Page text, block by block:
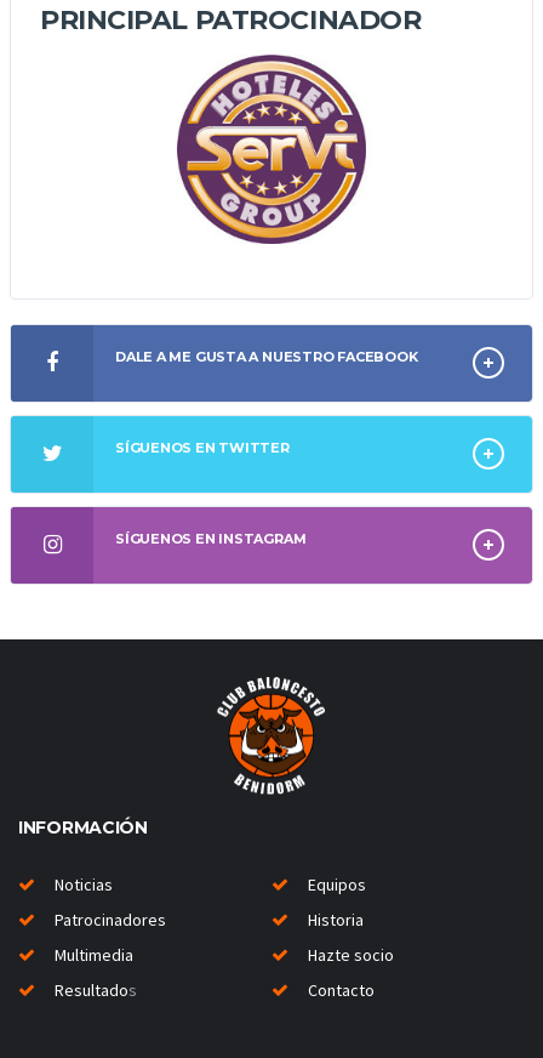
PRINCIPAL PATROCINADOR
DALE A ME GUSTA A NUESTRO FACEBOOK
SÍGUENOS EN TWITTER
SÍGUENOS EN INSTAGRAM
INFORMACIÓN
Noticias
Equipos
Patrocinadores
Historia
Multimedia
Hazte socio
Resultados Contacto